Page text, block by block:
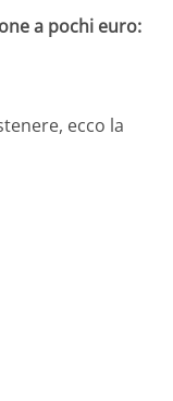
a pochi euro:
ecco la